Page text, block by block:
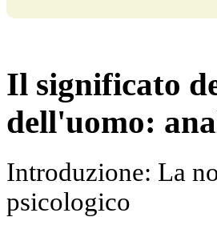
Il significato
dell'uomo:
Introduzione: La
psicologico